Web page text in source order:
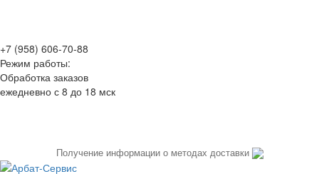
+7 (958) 606-70-88
Режим работы:
Обработка заказов
ежедневно с 8 до 18 мск
Получение информации о методах доставки